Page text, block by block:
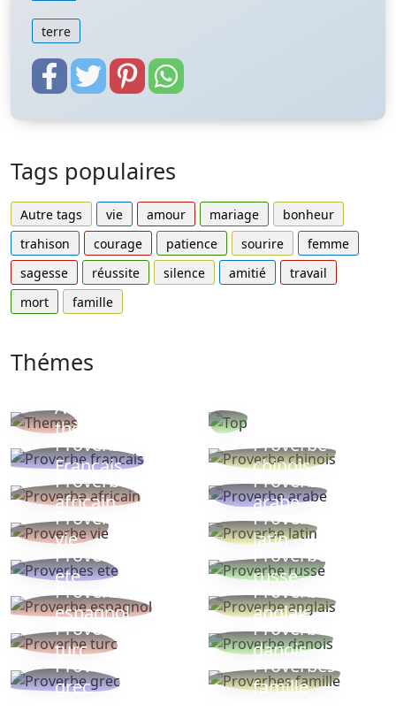
terre
Tags populaires
Autre tags vie amour mariage
bonheur
trahison
courage patience sourire
femme
sagesse
réussite silence amitié
travail
mort
famille
Thémes
Autres
thèmes
Proverbe
Français
Proverbe
chinois
Proverbe
africain
Proverbe
arabe
Proverbe
vie
Proverbe
latin
Proverbes
ete
Proverbe
russe
Proverbe
espagnol
Proverbe
anglais
Proverbe
turc
Proverbe
danois
Proverbe
grec
Proverbes
famille